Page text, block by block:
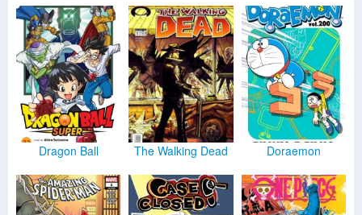
Dragon Ball The Walking Dead Doraemon